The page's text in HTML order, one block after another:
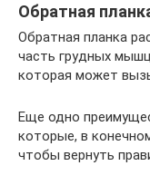
Обратная
Обратная планка
часть грудных
которая может
Еще одно
которые, в
чтобы вернуть